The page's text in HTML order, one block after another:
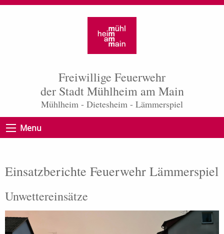
Freiwillige Feuerwehr
der Stadt Mühlheim am Main
Mühlheim - Dietesheim - Lämmerspiel
Menu
Einsatzberichte Feuerwehr Lämmerspiel
Unwettereinsätze